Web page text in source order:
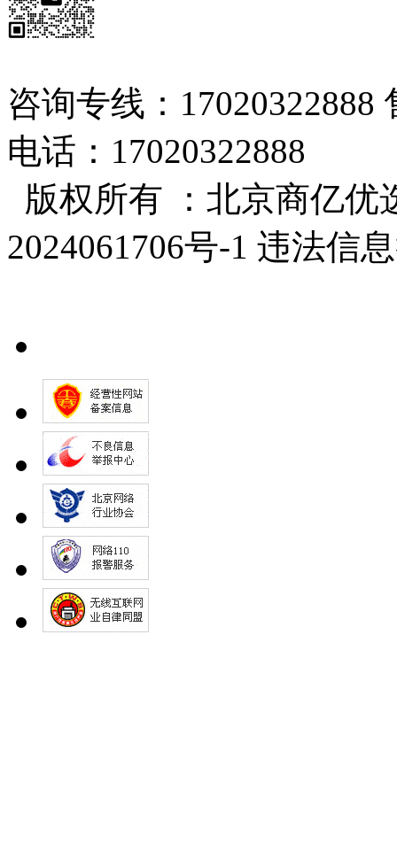
咨询专线：17020322888
电话：17020322888
版权所有 ：北京商亿优
2024061706号-1 违法信